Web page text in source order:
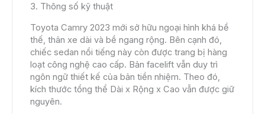
3. Thông số kỹ thuật
Toyota Camry 2023 mới sở hữu ngoại hình khá bề
thế, thân xe dài và bề ngang rộng. Bên cạnh đó,
chiếc sedan nổi tiếng này còn được trang bị hàng
loạt công nghệ cao cấp. Bản facelift vẫn duy trì
ngôn ngữ thiết kế của bản tiền nhiệm. Theo đó,
kích thước tổng thể Dài x Rộng x Cao vẫn được giữ
nguyên.